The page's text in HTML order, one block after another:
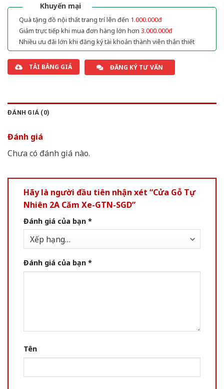
Khuyến mại
Quà tặng đồ nội thất trang trí lên đến 1.000.000đ
Giảm trực tiếp khi mua đơn hàng lớn hơn 3.000.000đ
Nhiều ưu đãi lớn khi đăng ký tài khoản thành viên thân thiết
TẢI BẢNG GIÁ ĐĂNG KÝ TƯ VẤN
ĐÁNH GIÁ (0)
Đánh giá
Chưa có đánh giá nào.
Hãy là người đầu tiên nhận xét “Cửa Gỗ Tự
Nhiên 2A Căm Xe-GTN-SGD”
Đánh giá của bạn *
Đánh giá của bạn *
Tên